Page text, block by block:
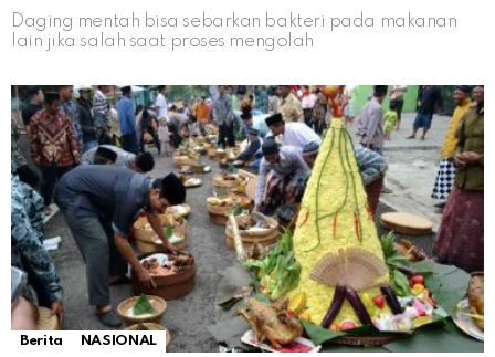
Daging mentah bisa sebarkan bakteri pada makanan
lain jika salah saat proses mengolah
Berita NASIONAL